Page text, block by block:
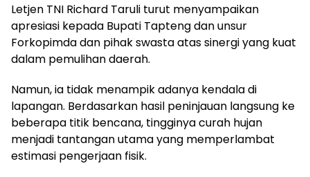
Letjen TNI Richard Taruli turut menyampaikan
apresiasi kepada Bupati Tapteng dan unsur
Forkopimda dan pihak swasta atas sinergi yang kuat
dalam pemulihan daerah.
Namun, ia tidak menampik adanya kendala di
lapangan. Berdasarkan hasil peninjauan langsung ke
beberapa titik bencana, tingginya curah hujan
menjadi tantangan utama yang memperlambat
estimasi pengerjaan fisik.